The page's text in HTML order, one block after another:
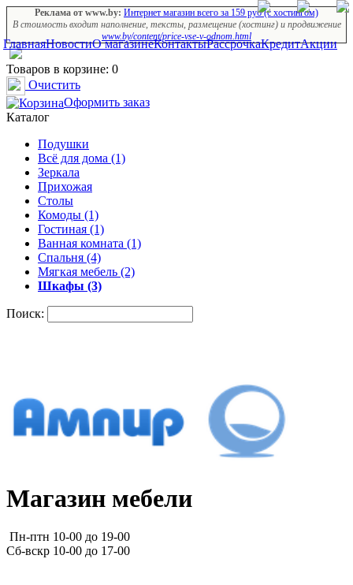
Реклама от www.by: Интернет магазин всего за 159 руб (с хостингом)
В стоимость входит наполнение, тексты, размещение (хостинг) и продвижение
www.by/content/price-vse-v-odnom.html
ГлавнаяНовостиО магазинеКонтактыРассрочкаКредитАкции
Товаров в корзине: 0
Очистить
Оформить заказ
Каталог
Подушки
Всё для дома (1)
Зеркала
Прихожая
Столы
Комоды (1)
Гостиная (1)
Ванная комната (1)
Спальня (4)
Мягкая мебель (2)
Шкафы (3)
Поиск:
Магазин мебели
Пн-птн 10-00 до 19-00
Сб-вскр 10-00 до 17-00